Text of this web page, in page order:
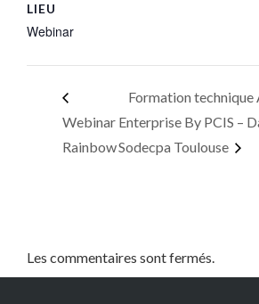
LIEU
Webinar
Webinar
Rainbow
Formation
Enterprise By PCIS –
Sodecpa Toulouse
Les commentaires sont fermés.